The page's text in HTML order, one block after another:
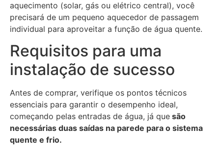
aquecimento (solar, gás ou elétrico central), você
precisará de um pequeno aquecedor de passagem
individual para aproveitar a função de água quente.
Requisitos para uma
instalação de sucesso
Antes de comprar, verifique os pontos técnicos
essenciais para garantir o desempenho ideal,
começando pelas entradas de água, já que são
necessárias duas saídas na parede para o sistema
quente e frio.